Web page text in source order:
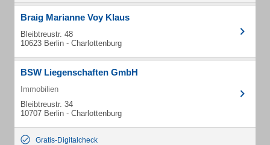
Braig Marianne Voy Klaus
Bleibtreustr. 48
10623 Berlin - Charlottenburg
BSW Liegenschaften GmbH
Immobilien
Bleibtreustr. 34
10707 Berlin - Charlottenburg
Gratis-Digitalcheck